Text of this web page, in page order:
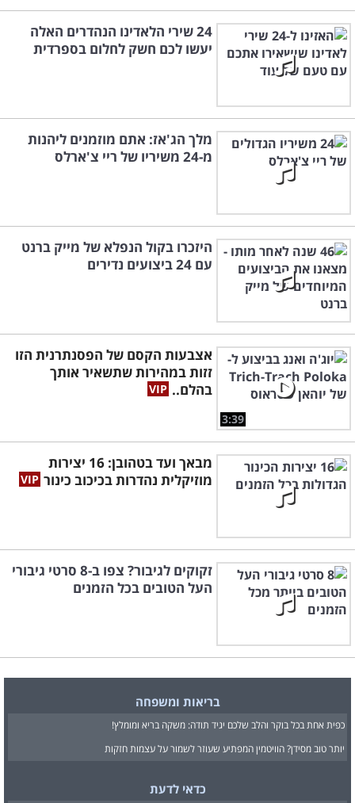
24 שירי הלאדינו הנהדרים האלה
יעשו לכם חשק לחלום בספרדית
מלך הג'אז: אתם מוזמנים ליהנות
מ-24 משיריו של ריי צ'ארלס
היזכרו בקול הנפלא של מייק ברנט
עם 24 ביצועים נדירים
3:39
אצבעות הקסם של הפסנתרנית הזו
זזות במהירות שתשאיר אותך
בהלם..
מבאך ועד בטהובן: 16 יצירות
מוזיקלית נהדרות בכיכוב כינור
זקוקים לגיבור? צפו ב-8 סרטי גיבורי
העל הטובים בכל הזמנים
בריאות ומשפחה
כפית אחת בכל בוקר והלב שלכם יגיד תודה: משקה בריא ומומלץ!
יותר טוב מסידן? הוויטמין המפתיע שעוזר לשמור על עצמות חזקות
כדאי לדעת